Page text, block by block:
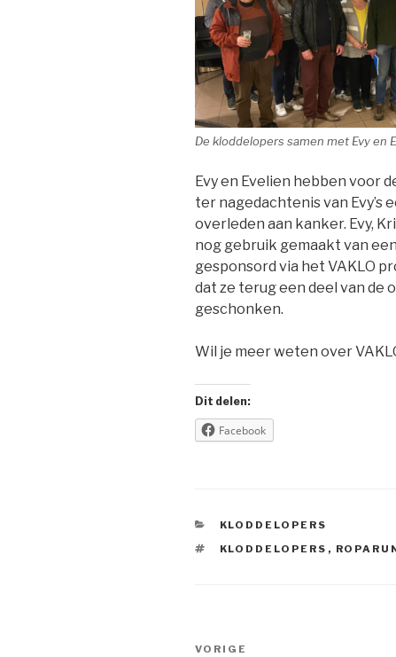
De kloddelopers samen met Evy en
Evy en Evelien hebben voor
ter nagedachtenis van
overleden aan kanker. Evy,
nog gebruik gemaakt van
gesponsord via het VAKLO
dat ze terug een deel van de
geschonken.
Wil je meer weten over
Dit delen:
Facebook
CATEGORIEËN
KLODDELOPERS
TAGS
KLODDELOPERS ,
Berichtnavigatie
Vorig
VORIGE